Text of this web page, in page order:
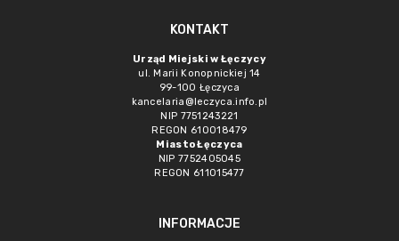
KONTAKT
Urząd Miejski w Łęczycy
ul. Marii Konopnickiej 14
99-100 Łęczyca
kancelaria@leczyca.info.pl
NIP 7751243221
REGON 610018479
Miasto Łęczyca
NIP 7752405045
REGON 611015477
INFORMACJE